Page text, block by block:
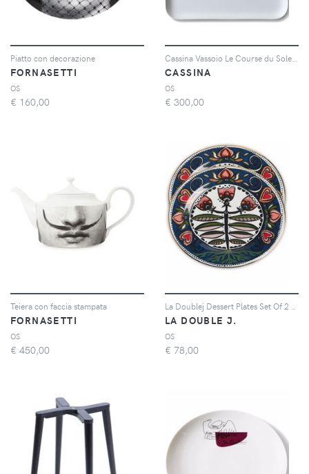
Piatto con decorazione
FORNASETTI
OS
€ 160,00
CASSINA
OS
€ 300,00
Teiera con faccia stampata
FORNASETTI
OS
€ 450,00
LA DOUBLE J.
OS
€ 78,00